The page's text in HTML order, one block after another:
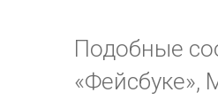
Подобные
«Фейсбуке»,